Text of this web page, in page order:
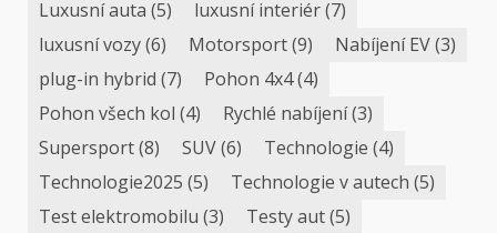
Luxusní auta (5) luxusní interiér(7)
luxusní vozy(6) Motorsport(9) Nabíjení EV(3)
plug-in hybrid (7) Pohon 4x4(4)
Pohon všech kol (4) Rychlé nabíjení(3)
Supersport(8) SUV(6) Technologie (4)
Technologie2025 (5) Technologie v autech (5)
Test elektromobilu (3) Testy aut(5)